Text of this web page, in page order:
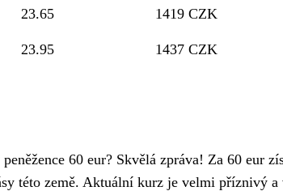
23.65 1419 CZK
23.95 1437 CZK
60 eur? Skvělá zpráva! Za 60 eur
této země. Aktuální kurz je velmi příznivý